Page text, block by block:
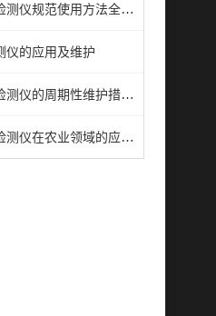
便携式磷化氢检测仪规范使用方法全解析
仪的应用及维护
便携式氟化氢检测仪的周期性维护措施介绍
便携式磷化氢检测仪在农业领域的应用探讨